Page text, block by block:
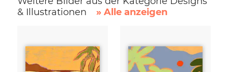
& Illustrationen
» Alle anzeigen